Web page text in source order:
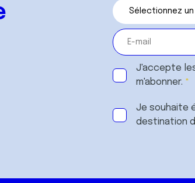
J'accepte
m'abonner.
Je souhaite
destination